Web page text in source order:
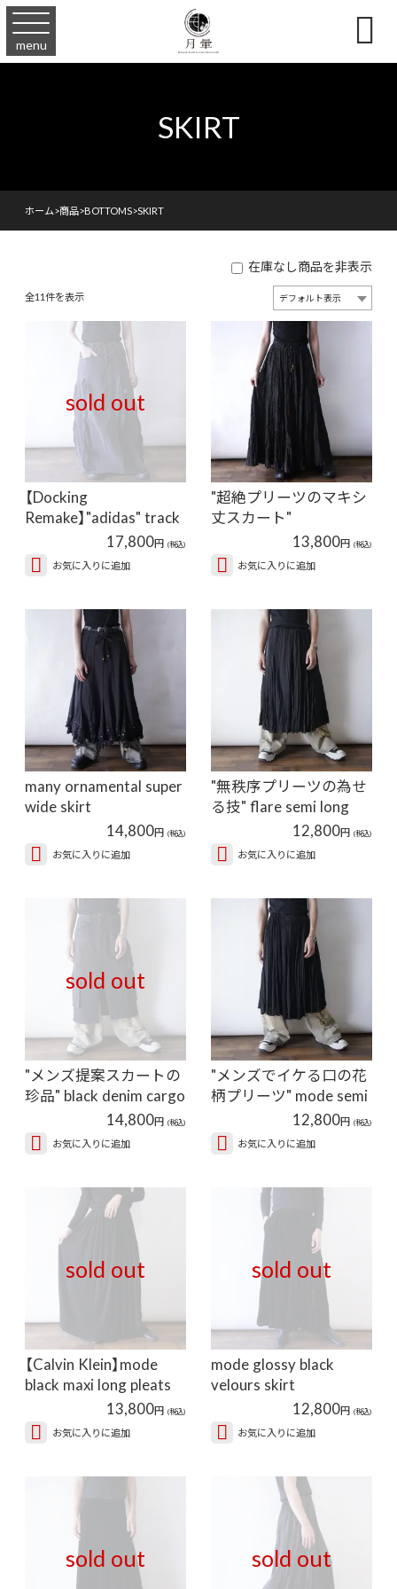
menu 
SKIRT
ホーム>商品>BOTTOMS>SKIRT
在庫なし商品を非表示
全11件を表示
sold out
【Docking
Remake】"adidas" track
pants × blac…17,800円 (税込)
お気に入りに追加
"超絶プリーツのマキシ
丈スカート"
13,800円 (税込)
お気に入りに追加
many ornamental super
wide skirt
14,800円 (税込)
お気に入りに追加
"無秩序プリーツの為せ
る技" flare semi long
12,800円 (税込)
お気に入りに追加
sold out
"メンズ提案スカートの
珍品" black denim cargo
14,800円 (税込)
お気に入りに追加
"メンズでイケる口の花
柄プリーツ" mode semi
12,800円 (税込)
お気に入りに追加
sold out
【Calvin Klein】mode
black maxi long pleats
13,800円 (税込)
お気に入りに追加
sold out
mode glossy black
velours skirt
12,800円 (税込)
お気に入りに追加
sold out sold out